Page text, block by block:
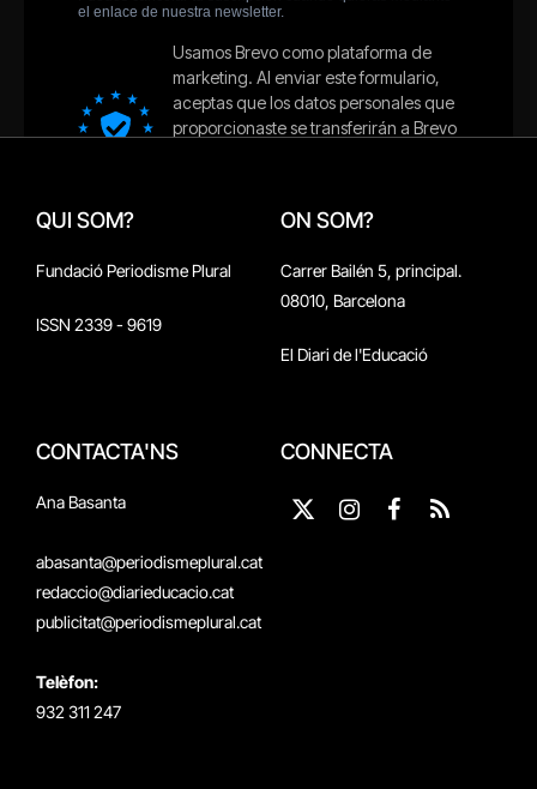
QUI SOM?
Fundació Periodisme Plural
ISSN 2339 - 9619
ON SOM?
Carrer Bailén 5, principal.
08010, Barcelona
El Diari de l'Educació
CONTACTA'NS
Ana Basanta
abasanta@periodismeplural.cat
redaccio@diarieducacio.cat
publicitat@periodismeplural.cat
Telèfon:
932 311 247
CONNECTA
X
Instagram
Facebook
RSS